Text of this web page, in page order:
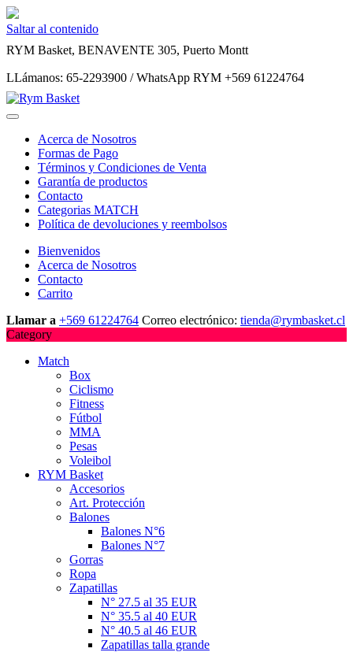
Saltar al contenido
RYM Basket, BENAVENTE 305, Puerto Montt
LLámanos: 65-2293900 / WhatsApp RYM +569 61224764
Acerca de Nosotros
Formas de Pago
Términos y Condiciones de Venta
Garantía de productos
Contacto
Categorias MATCH
Política de devoluciones y reembolsos
Bienvenidos
Acerca de Nosotros
Contacto
Carrito
Llamar a +569 61224764 Correo electrónico: tienda@rymbasket.cl
Category
Match
Box
Ciclismo
Fitness
Fútbol
MMA
Pesas
Voleibol
RYM Basket
Accesorios
Art. Protección
Balones
Balones N°6
Balones N°7
Gorras
Ropa
Zapatillas
N° 27.5 al 35 EUR
N° 35.5 al 40 EUR
N° 40.5 al 46 EUR
Zapatillas talla grande